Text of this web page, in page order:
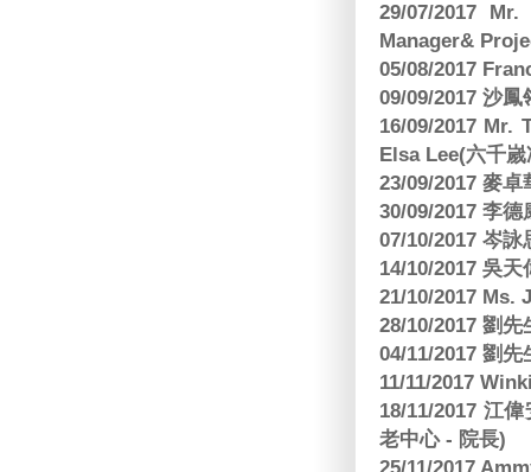
29/07/2017
Manager&
05/08/2017
09/09/2017 沙
16/09/2017 Mr.
Elsa Lee(六千
23/09/2017 麥
30/09/2017 李
07/10/2017 岑
14/10/2017 吳
21/10/2017 Ms.
28/10/2017 劉
04/11/2017 劉
11/11/2017
18/11/2017 江
老中心 - 院長)